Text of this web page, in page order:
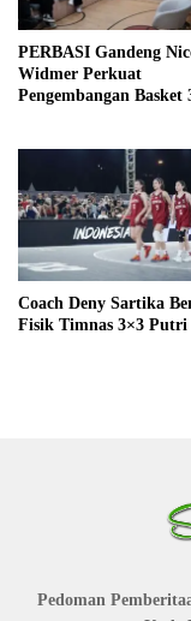
PERBASI Gandeng
Widmer Perkuat
Pengembangan Basket
Coach Deny Sartika
Fisik Timnas 3×3 Putri
Pedoman